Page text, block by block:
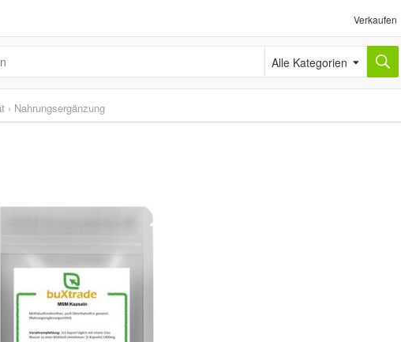
Verkaufen
Alle Kategorien
› Nahrungsergänzung